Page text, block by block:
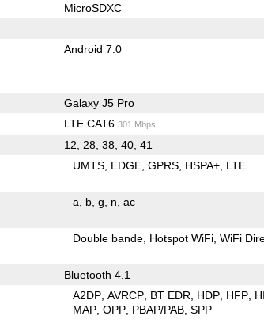
MicroSDXC
Android 7.0
Galaxy J5 Pro
LTE CAT6 301 Mbps
12, 28, 38, 40, 41
UMTS EDGE GPRS HSPA+ LTE
a b g n ac
Double bande Hotspot WiFi WiFi
Bluetooth 4.1
A2DP AVRCP BT EDR HDP HFP
MAP OPP PBAP/PAB SPP